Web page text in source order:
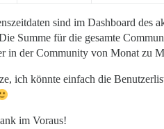
sind im Dashboard des
Summe für die gesamte
in der Community von Monat zu
ich könnte einfach die
im Voraus!